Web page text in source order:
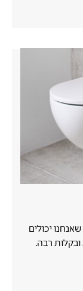
יכולים
רבה.